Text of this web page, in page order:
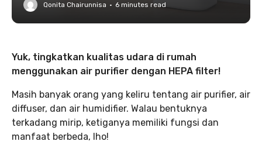
Qonita Chairunnisa · 6 minutes read
Yuk, tingkatkan kualitas udara di rumah
menggunakan air purifier dengan HEPA filter!
Masih banyak orang yang keliru tentang air purifier, air
diffuser, dan air humidifier. Walau bentuknya
terkadang mirip, ketiganya memiliki fungsi dan
manfaat berbeda, lho!